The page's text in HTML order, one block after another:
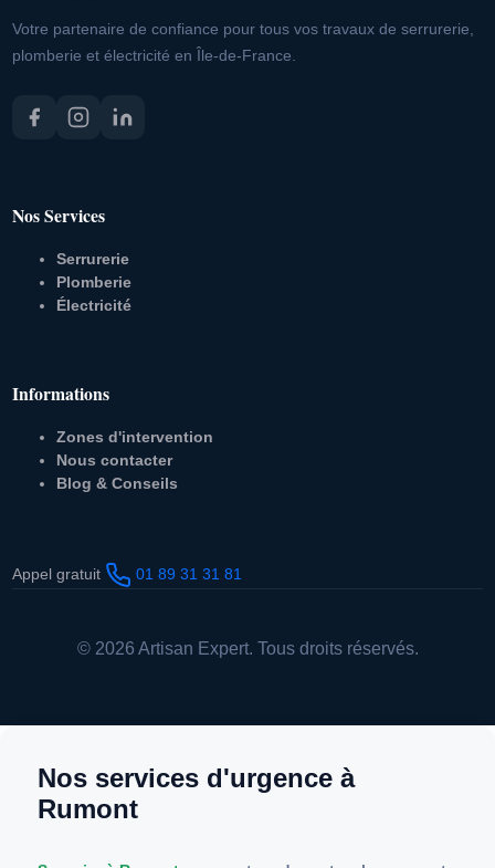
Votre partenaire de confiance pour tous vos travaux de serrurerie,
plomberie et électricité en Île-de-France.
Nos Services
Serrurerie
Plomberie
Électricité
Informations
Zones d'intervention
Nous contacter
Blog & Conseils
Appel gratuit 01 89 31 31 81
© 2026 Artisan Expert. Tous droits réservés.
Nos services d'urgence à
Rumont